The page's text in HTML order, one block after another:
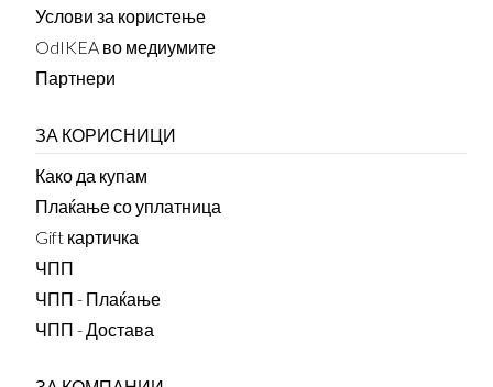
Услови за користење
OdIKEA во медиумите
Партнери
ЗА КОРИСНИЦИ
Како да купам
Плаќање со уплатница
Gift картичка
ЧПП
ЧПП - Плаќање
ЧПП - Достава